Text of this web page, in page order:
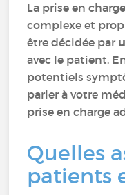
La prise en
complexe et
être décidée par
avec le patient.
potentiels
parler à votre
prise en charge
Quelles
patients